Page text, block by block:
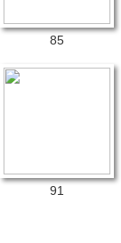
85
91